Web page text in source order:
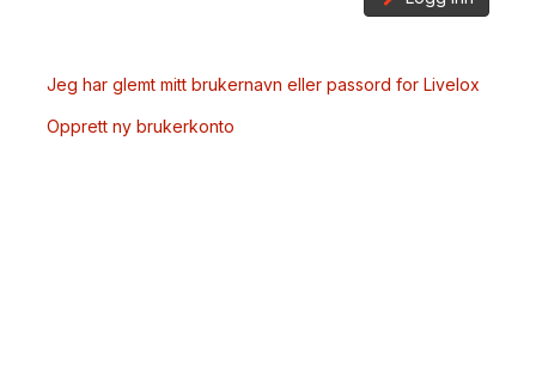
Jeg har glemt mitt brukernavn eller passord for Livelox
Opprett ny brukerkonto